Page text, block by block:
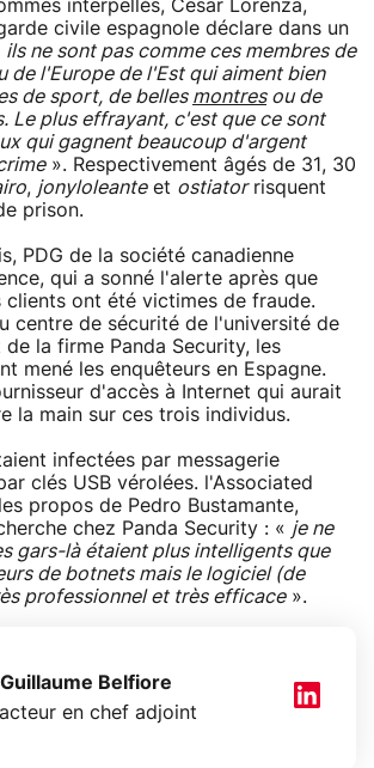
interpellés, Cesar Lorenza,
civile espagnole déclare dans un
ils ne sont pas comme ces membres de
de l'Europe de l'Est qui aiment bien
de sport, de belles montresou de
Le plus effrayant, c'est que ce sont
qui gagnent beaucoup d'argent
». Respectivement âgés de 31, 30
, jonyloleanteet ostiatorrisquent
prison.
PDG de la société canadienne
qui a sonné l'alerte après que
clients ont été victimes de fraude.
centre de sécurité de l'université de
de la firme Panda Security, les
mené les enquêteurs en Espagne.
d'accès à Internet qui aurait
la main sur ces trois individus.
infectées par messagerie
clés USB vérolées. l'Associated
propos de Pedro Bustamante,
chez Panda Security : « je ne
gars-là étaient plus intelligents que
de botnets mais le logiciel (de
professionnel et très efficace».
Guillaume Belfiore
en chef adjoint